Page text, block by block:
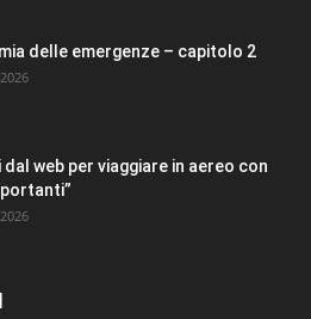
delle emergenze – capitolo 2
dal web per viaggiare in aereo con